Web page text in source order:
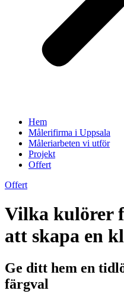
Hem
Målerifirma i Uppsala
Måleriarbeten vi utför
Projekt
Offert
Offert
Vilka kulörer
att skapa en
Ge ditt hem en
färgval